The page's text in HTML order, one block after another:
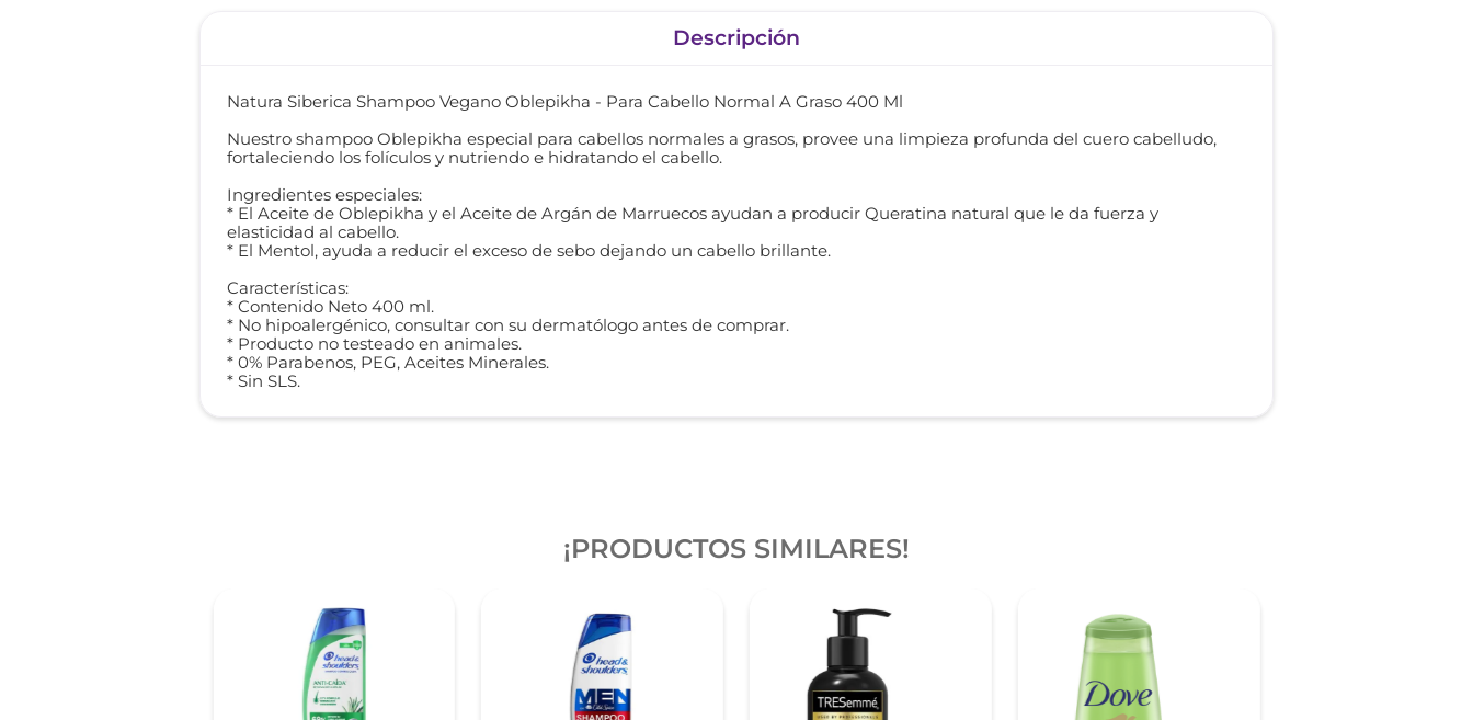
Descripción
Natura Siberica Shampoo Vegano Oblepikha - Para Cabello Normal A Graso 400 Ml
Nuestro shampoo Oblepikha especial para cabellos normales a grasos, provee una limpieza profunda del cuero cabelludo,
fortaleciendo los folículos y nutriendo e hidratando el cabello.
Ingredientes especiales:
* El Aceite de Oblepikha y el Aceite de Argán de Marruecos ayudan a producir Queratina natural que le da fuerza y
elasticidad al cabello.
* El Mentol, ayuda a reducir el exceso de sebo dejando un cabello brillante.
Características:
* Contenido Neto 400 ml.
* No hipoalergénico, consultar con su dermatólogo antes de comprar.
* Producto no testeado en animales.
* 0% Parabenos, PEG, Aceites Minerales.
* Sin SLS.
¡PRODUCTOS SIMILARES!